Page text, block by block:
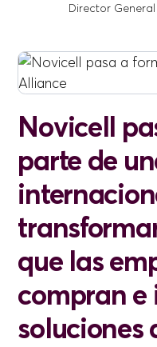
Director General
Novicell
parte de
que las
compran
soluciones